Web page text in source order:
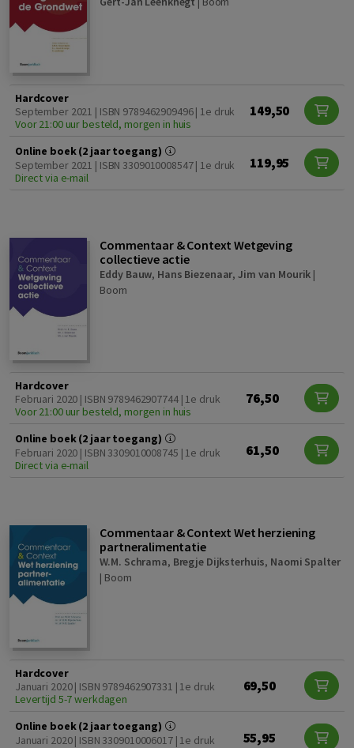
Hardcover
September 2021 | ISBN 9789462909496 | 1e druk
Voor 21:00 uur besteld, morgen in huis
149,50
Online boek (2 jaar toegang)
September 2021 | ISBN 3309010008547 | 1e druk
Direct via e-mail
119,95
Commentaar & Context Wetgeving
collectieve actie
Eddy Bauw, Hans Biezenaar,Jim van Mourik |
Boom
Hardcover
Februari 2020 | ISBN 9789462907744 | 1e druk
Voor 21:00 uur besteld, morgen in huis
76,50
Online boek (2 jaar toegang)
Februari 2020 | ISBN 3309010008745 | 1e druk
Direct via e-mail
61,50
Commentaar & Context Wet herziening
partneralimentatie
W.M. Schrama, Bregje Dijksterhuis, Naomi Spalter
| Boom
Hardcover
Januari 2020 | ISBN 9789462907331 | 1e druk
Levertijd 5-7 werkdagen
69,50
Online boek (2 jaar toegang)
Januari 2020 | ISBN 3309010006017 | 1e druk
55,95